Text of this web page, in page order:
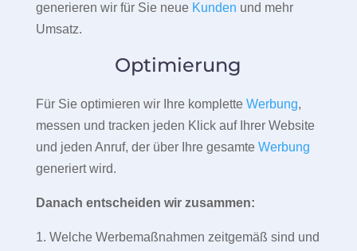
generieren wir für Sie neue Kunden und mehr
Umsatz.
Optimierung
Für Sie optimieren wir Ihre komplette Werbung,
messen und tracken jeden Klick auf Ihrer Website
und jeden Anruf, der über Ihre gesamte Werbung
generiert wird.
Danach entscheiden wir zusammen:
1. Welche Werbemaßnahmen zeitgemäß sind und